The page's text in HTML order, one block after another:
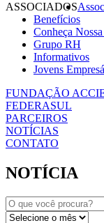
ASSOCIADOS
Benefícios
Conheça
Grupo RH
Informativos
Jovens
FUNDAÇÃO
FEDERASUL
PARCEIROS
NOTÍCIAS
CONTATO
NOTÍCIA